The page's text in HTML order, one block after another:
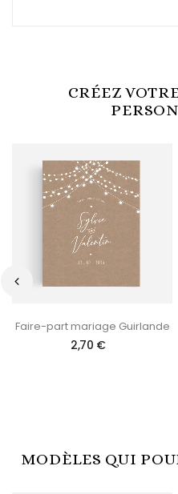
CRÉEZ
Faire-part mariage Guirlande
2,70 €
MODÈLES QUI